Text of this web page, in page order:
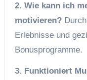
2. Wie kann ich
motivieren?Durch
Erlebnisse und
Bonusprogramme.
3. Funktioniert